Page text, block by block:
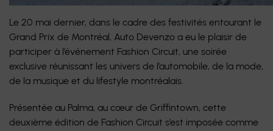
Le 20 mai dernier, dans le cadre des festivités entourant le
Grand Prix de Montréal, Auto Devenzo a eu le plaisir de
participer à l’événement Fashion Circuit, une soirée
exclusive réunissant les univers de l’automobile, de la mode,
de la musique et du lifestyle montréalais.
Présentée au Palma, au cœur de Griffintown, cette
deuxième édition de Fashion Circuit s’est imposée comme